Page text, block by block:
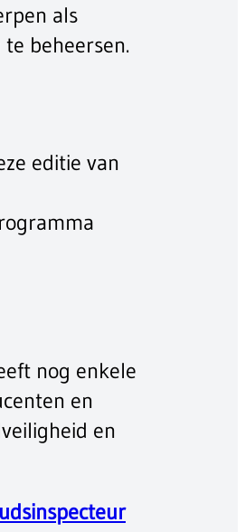
als
beheersen.
editie van
nog enkele
en
en